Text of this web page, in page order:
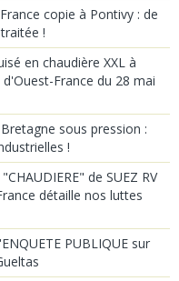
copie à Pontivy : de
!
en chaudière XXL à
France du 28 mai
sous pression :
!
de SUEZ RV
détaille nos luttes
PUBLIQUE sur